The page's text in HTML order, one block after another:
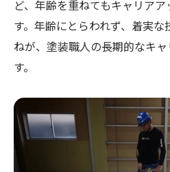
ど、年齢を重ねてもキャリア
す。年齢にとらわれず、着実
ねが、塗装職人の長期的なキ
す。